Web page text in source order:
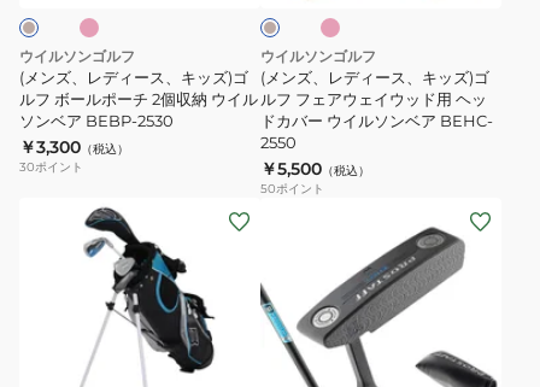
2340
カ
バ
ー
ウ
イ
ル
ア
BEHC-
2555
キ
ッ
ズ)
ゴ
ル
フ
ウイルソンゴルフ
(メンズ、レディース、キッズ)ゴ
ルフ ボールポーチ 2個収納 ウイル
ソンベア BEBP-2530
￥3,300 （税込）
30ポイント
キ
ッ
ズ)
ゴ
ル
フ
フ
ェ
イ
ウイルソンゴルフ
(メンズ、レディース、キッズ)ゴ
ルフ フェアウェイウッド用 ヘッ
ドカバー ウイルソンベア BEHC-
2550
￥5,500 （税込）
50ポイント